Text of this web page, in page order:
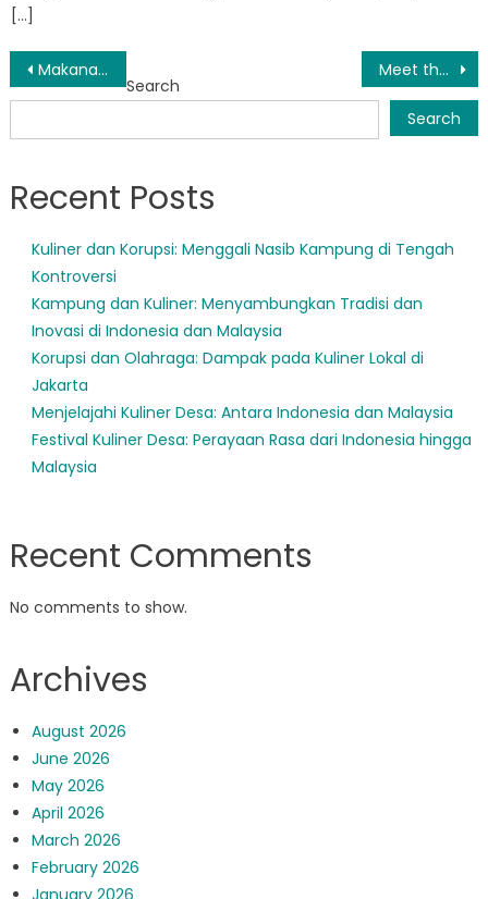
[…]
Post
navigation
Makanan Kesehatan: Inovasi Kuliner Indonesia yang Sedang Trending Meet the Team: The Dedicated Individuals of BPBD Balikpapan Timur
Search
Search
Recent Posts
Kuliner dan Korupsi: Menggali Nasib Kampung di Tengah
Kontroversi
Kampung dan Kuliner: Menyambungkan Tradisi dan
Inovasi di Indonesia dan Malaysia
Korupsi dan Olahraga: Dampak pada Kuliner Lokal di
Jakarta
Menjelajahi Kuliner Desa: Antara Indonesia dan Malaysia
Festival Kuliner Desa: Perayaan Rasa dari Indonesia hingga
Malaysia
Recent Comments
No comments to show.
Archives
August 2026
June 2026
May 2026
April 2026
March 2026
February 2026
January 2026